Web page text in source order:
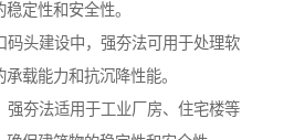
定性和安全性。
码头建设中，强夯法可用于处理软
载能力和抗沉降性能。
强夯法适用于工业厂房、住宅楼等